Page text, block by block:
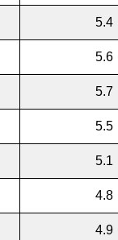
5.4
5.6
5.7
5.5
5.1
4.8
4.9